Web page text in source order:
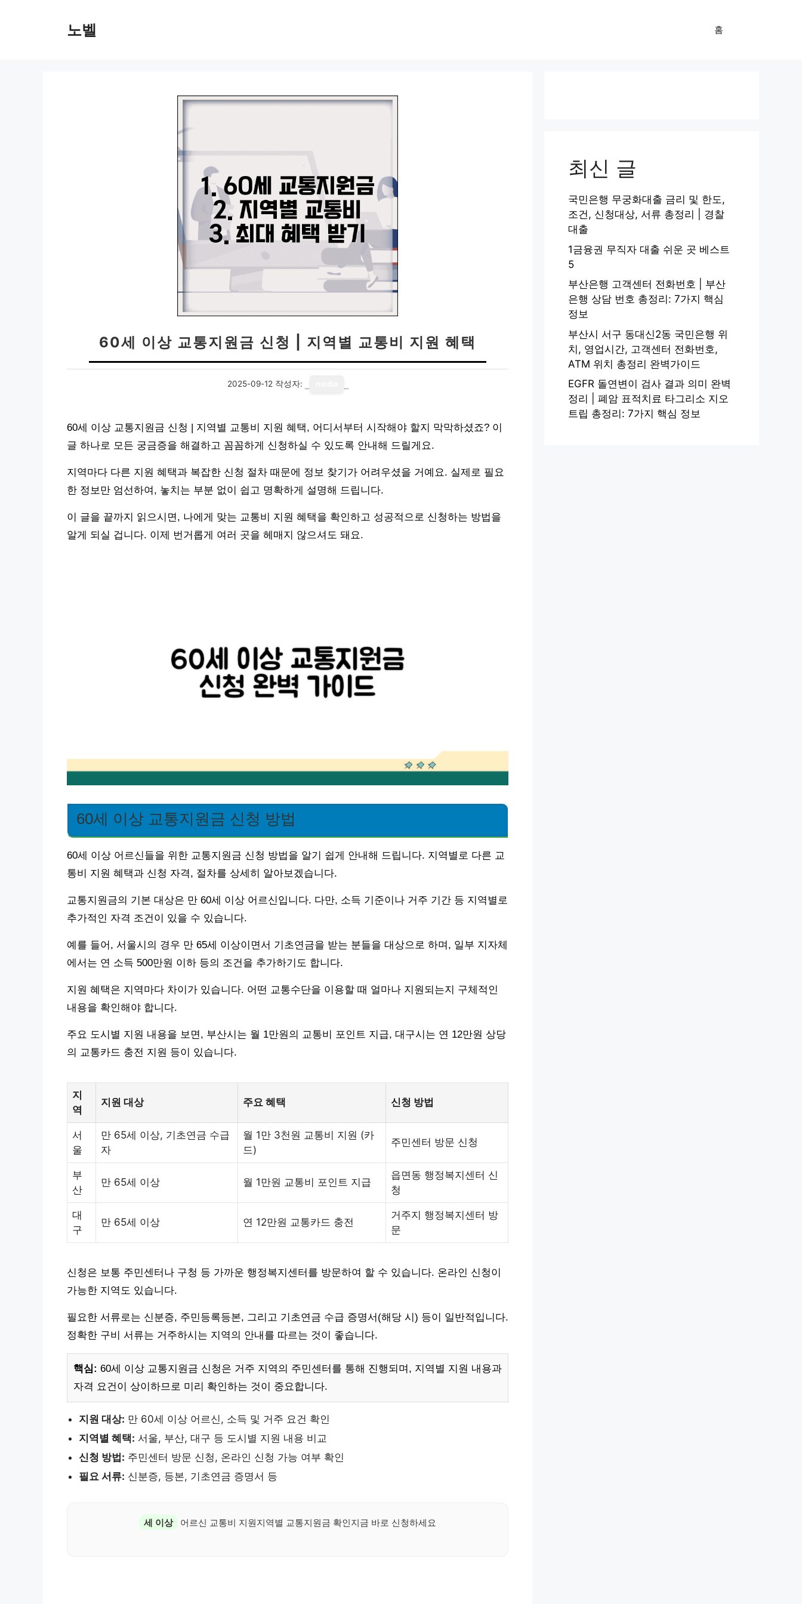
노벨 홈
60세 이상 교통지원금 신청 | 지역별 교통비 지원 혜택
2025-09-12 작성자:
60세 이상 교통지원금 신청 | 지역별 교통비 지원 혜택, 어디서부터 시작해야 할지 막막하셨죠? 이
글 하나로 모든 궁금증을 해결하고 꼼꼼하게 신청하실 수 있도록 안내해 드릴게요.
지역마다 다른 지원 혜택과 복잡한 신청 절차 때문에 정보 찾기가 어려우셨을 거예요. 실제로 필요
한 정보만 엄선하여, 놓치는 부분 없이 쉽고 명확하게 설명해 드립니다.
이 글을 끝까지 읽으시면, 나에게 맞는 교통비 지원 혜택을 확인하고 성공적으로 신청하는 방법을
알게 되실 겁니다. 이제 번거롭게 여러 곳을 헤매지 않으셔도 돼요.
60세 이상 교통지원금 신청 방법
60세 이상 어르신들을 위한 교통지원금 신청 방법을 알기 쉽게 안내해 드립니다. 지역별로 다른 교
통비 지원 혜택과 신청 자격, 절차를 상세히 알아보겠습니다.
교통지원금의 기본 대상은 만 60세 이상 어르신입니다. 다만, 소득 기준이나 거주 기간 등 지역별로
추가적인 자격 조건이 있을 수 있습니다.
예를 들어, 서울시의 경우 만 65세 이상이면서 기초연금을 받는 분들을 대상으로 하며, 일부 지자체
에서는 연 소득 500만원 이하 등의 조건을 추가하기도 합니다.
지원 혜택은 지역마다 차이가 있습니다. 어떤 교통수단을 이용할 때 얼마나 지원되는지 구체적인
내용을 확인해야 합니다.
주요 도시별 지원 내용을 보면, 부산시는 월 1만원의 교통비 포인트 지급, 대구시는 연 12만원 상당
의 교통카드 충전 지원 등이 있습니다.
지
역
지원 대상 주요 혜택 신청 방법
서
울
만 65세 이상, 기초연금 수급
자
월 1만 3천원 교통비 지원 (카
드)
주민센터 방문 신청
부
산
만 65세 이상 월 1만원 교통비 포인트 지급
읍면동 행정복지센터 신
청
대
구
만 65세 이상 연 12만원 교통카드 충전
거주지 행정복지센터 방
문
신청은 보통 주민센터나 구청 등 가까운 행정복지센터를 방문하여 할 수 있습니다. 온라인 신청이
가능한 지역도 있습니다.
필요한 서류로는 신분증, 주민등록등본, 그리고 기초연금 수급 증명서(해당 시) 등이 일반적입니다.
정확한 구비 서류는 거주하시는 지역의 안내를 따르는 것이 좋습니다.
핵심: 60세 이상 교통지원금 신청은 거주 지역의 주민센터를 통해 진행되며, 지역별 지원 내용과
자격 요건이 상이하므로 미리 확인하는 것이 중요합니다.
지원 대상: 만 60세 이상 어르신, 소득 및 거주 요건 확인
지역별 혜택: 서울, 부산, 대구 등 도시별 지원 내용 비교
신청 방법: 주민센터 방문 신청, 온라인 신청 가능 여부 확인
필요 서류: 신분증, 등본, 기초연금 증명서 등
세 이상 어르신 교통비 지원지역별 교통지원금 확인지금 바로 신청하세요
최신 글
국민은행 무궁화대출 금리 및 한도,
조건, 신청대상, 서류 총정리 | 경찰
대출
1금융권 무직자 대출 쉬운 곳 베스트
5
부산은행 고객센터 전화번호 | 부산
은행 상담 번호 총정리: 7가지 핵심
정보
부산시 서구 동대신2동 국민은행 위
치, 영업시간, 고객센터 전화번호,
ATM 위치 총정리 완벽가이드
EGFR 돌연변이 검사 결과 의미 완벽
정리 | 폐암 표적치료 타그리소 지오
트립 총정리: 7가지 핵심 정보